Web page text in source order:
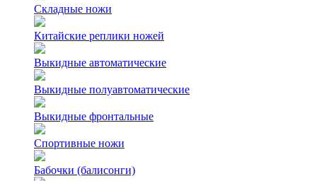
Складные ножи
Китайские реплики ножей
Выкидные автоматические
Выкидные полуавтоматические
Выкидные фронтальные
Спортивные ножи
Бабочки (балисонги)